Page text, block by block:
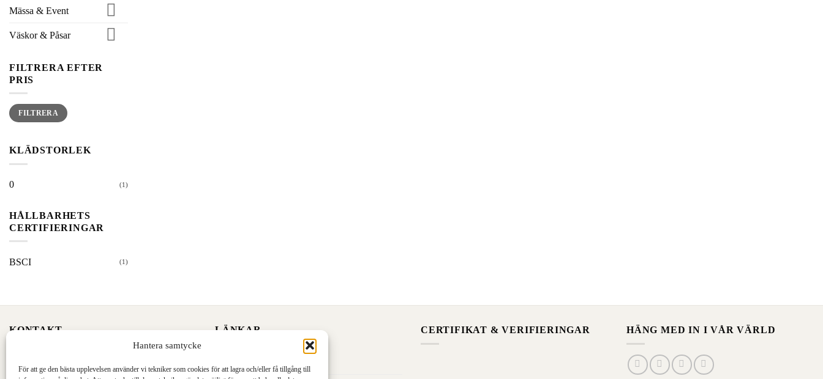
Hantera samtycke
För att ge den bästa upplevelsen använder vi tekniker som cookies för att lagra och/eller få tillgång till
Mässa & Event
Väskor & Påsar
FILTRERA EFTER
PRIS
Min
pris
Max
prisFILTRERA
KLÄDSTORLEK
0 (1)
HÅLLBARHETS
CERTIFIERINGAR
BSCI (1)
KONTAKT
Epost:info@felestad.se
LÄNKAR
Allmänna villkor
CERTIFIKAT & VERIFIERINGAR HÄNG MED IN I VÅR VÄRLD